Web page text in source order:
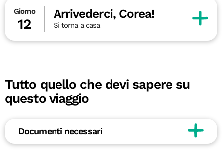
Giorno
12
Arrivederci, Corea!
Si torna a casa
Tutto quello che devi sapere su
questo viaggio
Documenti necessari